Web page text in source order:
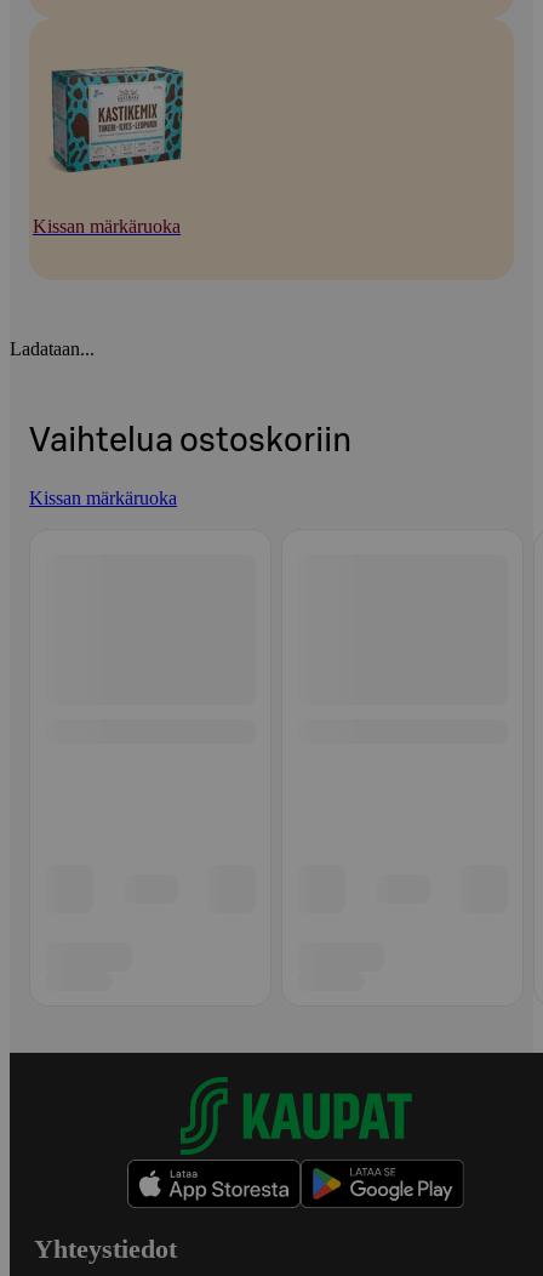
Kissan märkäruoka
Ladataan...
Vaihtelua ostoskoriin
Kissan märkäruoka
Yhteystiedot